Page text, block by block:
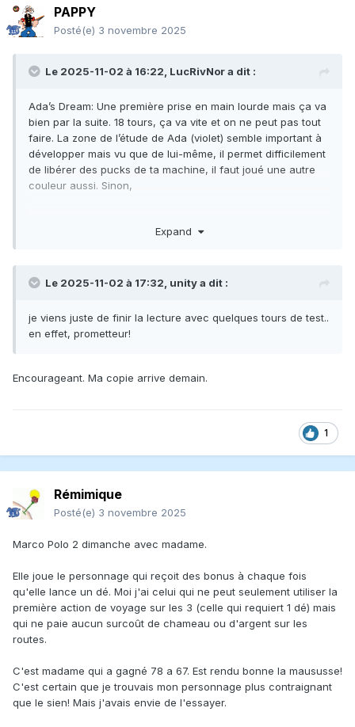
PAPPY
Posté(e) 3 novembre 2025
Le 2025-11-02 à 16:22, LucRivNora dit :
Ada’s Dream: Une première prise en main lourde mais ça va
bien par la suite. 18 tours, ça va vite et on ne peut pas tout
faire. La zone de l’étude de Ada (violet) semble important à
développer mais vu que de lui-même, il permet difficilement
de libérer des pucks de ta machine, il faut joué une autre
couleur aussi. Sinon,
- l’interaction est un peu partout, ce qui est très bien
Expand
Le 2025-11-02 à 17:32, unitya dit :
je viens juste de finir la lecture avec quelques tours de test..
en effet, prometteur!
Encourageant. Ma copie arrive demain.
1
Rémimique
Posté(e) 3 novembre 2025
Marco Polo 2 dimanche avec madame.
Elle joue le personnage qui reçoit des bonus à chaque fois
qu'elle lance un dé. Moi j'ai celui qui ne peut seulement utiliser la
première action de voyage sur les 3 (celle qui requiert 1 dé) mais
qui ne paie aucun surcoût de chameau ou d'argent sur les
routes.
C'est madame qui a gagné 78 a 67. Est rendu bonne la maususse!
C'est certain que je trouvais mon personnage plus contraignant
que le sien! Mais j'avais envie de l'essayer.